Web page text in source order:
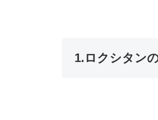
1.ロクシタン